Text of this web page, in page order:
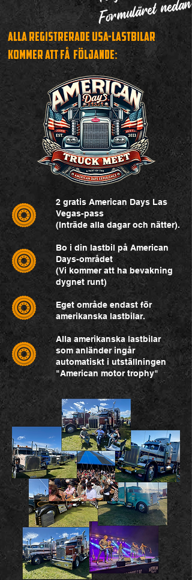
Formuläret nedan
Alla registrerade USA-lastbilar
kommer att fÅ fÖljande:
2 gratis American Days Las
Vegas-pass
(Inträde alla dagar och nätter).
Bo i din lastbil på American
Days-området
(Vi kommer att ha bevakning
dygnet runt)
Eget område endast för
amerikanska lastbilar.
Alla amerikanska lastbilar
som anländer ingår
automatiskt i utställningen
"American motor trophy"